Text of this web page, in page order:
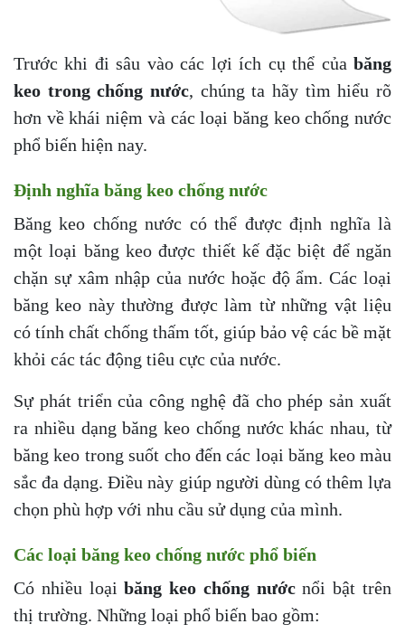
Trước khi đi sâu vào các lợi ích cụ thể của băng
keo trong chống nước, chúng ta hãy tìm hiểu rõ
hơn về khái niệm và các loại băng keo chống nước
phổ biến hiện nay.
Định nghĩa băng keo chống nước
Băng keo chống nước có thể được định nghĩa là
một loại băng keo được thiết kế đặc biệt để ngăn
chặn sự xâm nhập của nước hoặc độ ẩm. Các loại
băng keo này thường được làm từ những vật liệu
có tính chất chống thấm tốt, giúp bảo vệ các bề mặt
khỏi các tác động tiêu cực của nước.
Sự phát triển của công nghệ đã cho phép sản xuất
ra nhiều dạng băng keo chống nước khác nhau, từ
băng keo trong suốt cho đến các loại băng keo màu
sắc đa dạng. Điều này giúp người dùng có thêm lựa
chọn phù hợp với nhu cầu sử dụng của mình.
Các loại băng keo chống nước phổ biến
Có nhiều loạibăng keo chống nướcnổi bật trên
thị trường. Những loại phổ biến bao gồm: